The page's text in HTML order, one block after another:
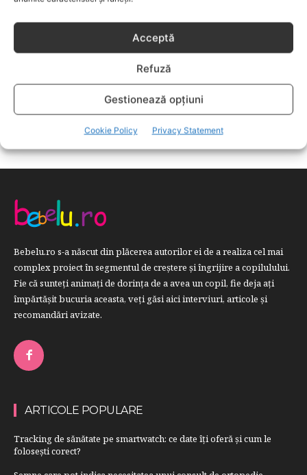
Acceptă
Refuză
Gestionează opțiuni
Cookie Policy Privacy Statement
SANATATE COPII
424
DEZVOLTAREA COPILULUI
RETETE
259
Bebelu.ro s-a născut din plăcerea autorilor ei de a realiza cel mai
complex proiect în segmentul de creştere şi îngrijire a copilulului.
Fie că sunteţi animaţi de dorinţa de a avea un copil, fie deja aţi
împărtăşit bucuria aceasta, veți găsi aici interviuri, articole şi
recomandări avizate.
ARTICOLE POPULARE
Tracking de sănătate pe smartwatch: ce date îți oferă și cum le
folosești corect?